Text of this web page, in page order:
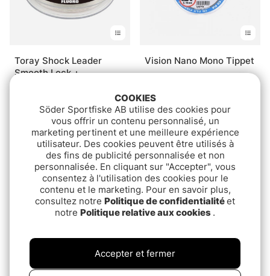
Toray Shock Leader
Smooth Lock +
Vision Nano Mono Tippet
Note: (5)5.0 sur 5 étoiles
pd.€5.70
Note: (3)5.0 sur 5
Airflo Light Trout
COOKIES
Söder Sportfiske AB utilise des cookies pour
vous offrir un contenu personnalisé, un
marketing pertinent et une meilleure expérience
utilisateur. Des cookies peuvent être utilisés à
des fins de publicité personnalisée et non
personnalisée. En cliquant sur "Accepter", vous
consentez à l'utilisation des cookies pour le
contenu et le marketing. Pour en savoir plus,
consultez notre Politique de confidentialitéet
notre Politique relative aux cookies .
Accepter et fermer